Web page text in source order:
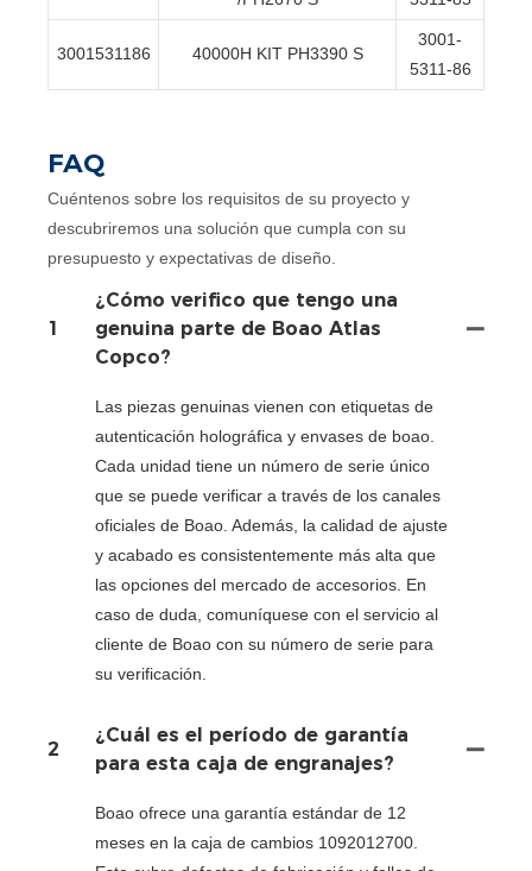
3001531186 40000H KIT PH3390 S
3001-
5311-86
FAQ
Cuéntenos sobre los requisitos de su proyecto y
descubriremos una solución que cumpla con su
presupuesto y expectativas de diseño.
1
¿Cómo verifico que tengo una
genuina parte de Boao Atlas
Copco?
Las piezas genuinas vienen con etiquetas de
autenticación holográfica y envases de boao.
Cada unidad tiene un número de serie único
que se puede verificar a través de los canales
oficiales de Boao. Además, la calidad de ajuste
y acabado es consistentemente más alta que
las opciones del mercado de accesorios. En
caso de duda, comuníquese con el servicio al
cliente de Boao con su número de serie para
su verificación.
2
¿Cuál es el período de garantía
para esta caja de engranajes?
Boao ofrece una garantía estándar de 12
meses en la caja de cambios 1092012700.